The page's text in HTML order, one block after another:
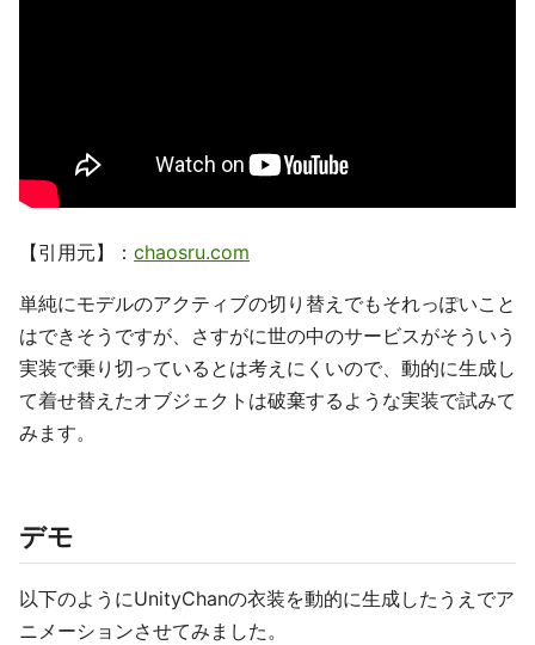
【引用元】： chaosru.com
単純にモデルのアクティブの切り替えでもそれっぽいこと
はできそうですが、さすがに世の中のサービスがそういう
実装で乗り切っているとは考えにくいので、動的に生成し
て着せ替えたオブジェクトは破棄するような実装で試みて
みます。
デモ
以下のようにUnityChanの衣装を動的に生成したうえでア
ニメーションさせてみました。